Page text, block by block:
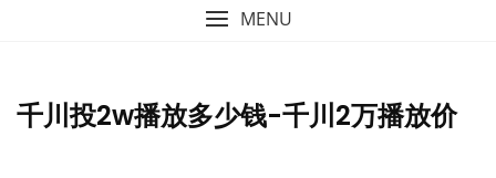
MENU
千川投2w播放多少钱-千川2万播放价